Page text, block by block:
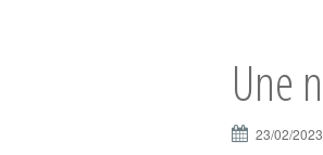
Une
23/02/2023